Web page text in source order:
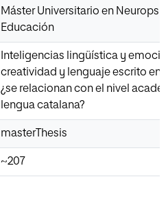
Máster Universitario en
Educación
Inteligencias lingüística y
creatividad y lenguaje escrito en
¿se relacionan con el nivel
lengua catalana?
masterThesis
~207